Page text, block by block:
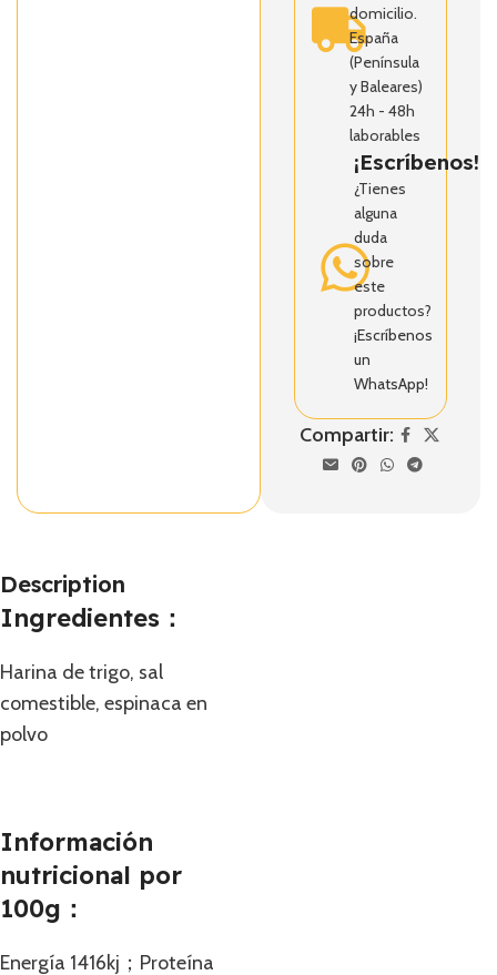
domicilio.
España
(Península
y Baleares)
24h - 48h
laborables
¡Escríbenos!
¿Tienes
alguna
duda
sobre
este
productos?
¡Escríbenos
un
WhatsApp!
Compartir:
Description
Ingredientes：
Harina de trigo, sal
comestible, espinaca en
polvo
Información
nutricional por
100g：
Energía 1416kj；Proteína